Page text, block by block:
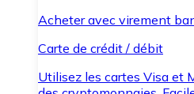
Acheter avec virement
Carte de crédit / débit
Utilisez les cartes Visa et